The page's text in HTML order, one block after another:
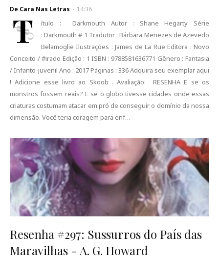
De Cara Nas Letras - 14:36
T
ítulo : Darkmouth Autor : Shane Hegarty Série
: Darkmouth # 1 Tradutor : Bárbara Menezes de Azevedo
Belamoglie Ilustrações : James de La Rue Editora : Novo
Conceito / #irado Edição : 1 ISBN : 9788581636771 Gênero : Fantasia
/ Infanto-juvenil Ano : 2017 Páginas : 336 Adquira seu exemplar aqui
! Adicione esse livro ao Skoob . Avaliação: RESENHA E se os
monstros fossem reais? E se o globo tivesse cidades onde essas
criaturas costumam atacar em pró de conseguir o domínio da nossa
dimensão. Você teria coragem para enf…
Resenha #297: Sussurros do País das
Maravilhas - A. G. Howard